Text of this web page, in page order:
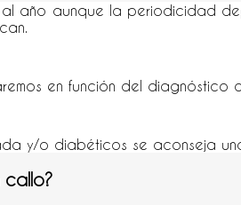
al año aunque la periodicidad
en función del
y/o diabéticos se aconseja
callo?